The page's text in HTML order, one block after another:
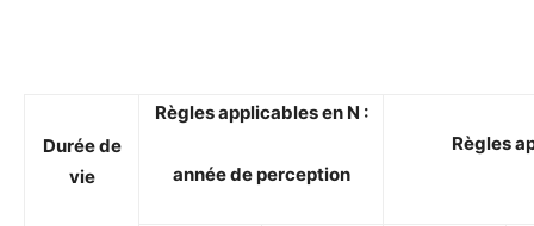
Durée de
vie
Règles applicables en N :
année de perception
Règles